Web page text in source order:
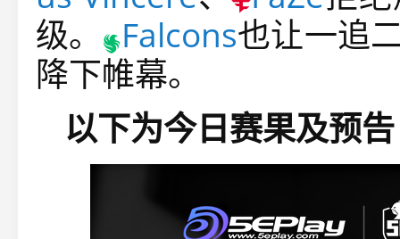
级。
Falcons也让一追
降下帷幕。
以下为今日赛果及预